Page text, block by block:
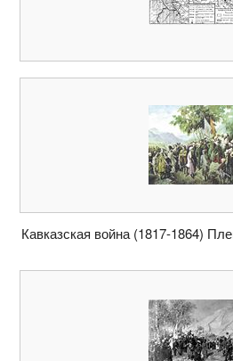
Кавказская война (1817-1864)